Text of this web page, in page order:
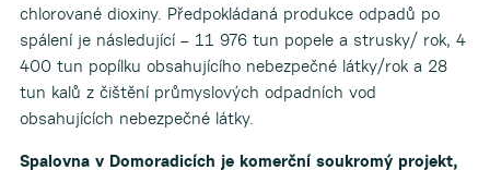
chlorované dioxiny. Předpokládaná produkce odpadů po
spálení je následující – 11 976 tun popele a strusky/ rok, 4
400 tun popílku obsahujícího nebezpečné látky/rok a 28
tun kalů z čištění průmyslových odpadních vod
obsahujících nebezpečné látky.
Spalovna v Domoradicích je komerční soukromý projekt,